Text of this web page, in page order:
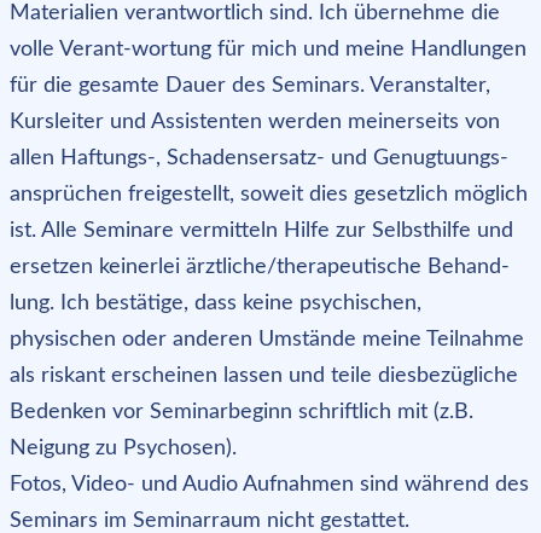
Materialien verantwortlich sind. Ich übernehme die
volle Verant-wortung für mich und meine Handlungen
für die gesamte Dauer des Seminars. Veranstalter,
Kursleiter und Assistenten werden meinerseits von
allen Haftungs-, Schadensersatz- und Genugtuungs-
ansprüchen freigestellt, soweit dies gesetzlich möglich
ist. Alle Seminare vermitteln Hilfe zur Selbsthilfe und
ersetzen keinerlei ärztliche/therapeutische Behand-
lung. Ich bestätige, dass keine psychischen,
physischen oder anderen Umstände meine Teilnahme
als riskant erscheinen lassen und teile diesbezügliche
Bedenken vor Seminarbeginn schriftlich mit (z.B.
Neigung zu Psychosen).
Fotos, Video- und Audio Aufnahmen sind während des
Seminars im Seminarraum nicht gestattet.